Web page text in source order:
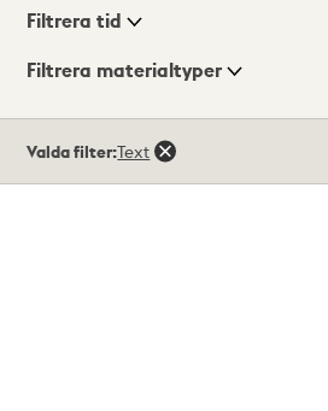
Visningsläge
Filtrera tid
Filtrera materialtyper
träffar
Valda filter:Text